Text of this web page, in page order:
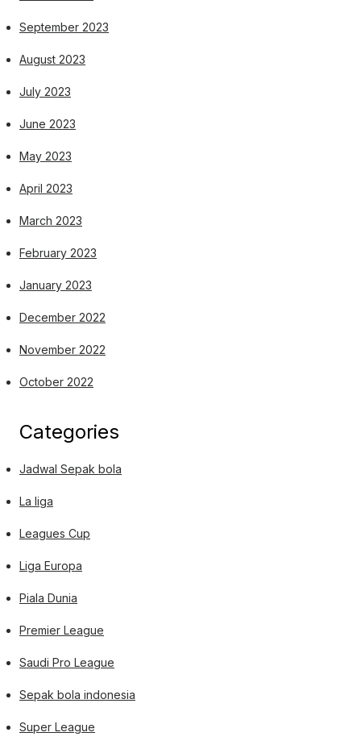
September 2023
August 2023
July 2023
June 2023
May 2023
April 2023
March 2023
February 2023
January 2023
December 2022
November 2022
October 2022
Categories
Jadwal Sepak bola
La liga
Leagues Cup
Liga Europa
Piala Dunia
Premier League
Saudi Pro League
Sepak bola indonesia
Super League